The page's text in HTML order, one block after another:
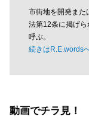
市街地を開発また
法第12条に掲げら
呼ぶ。
続きはR.E.words
動画でチラ見！